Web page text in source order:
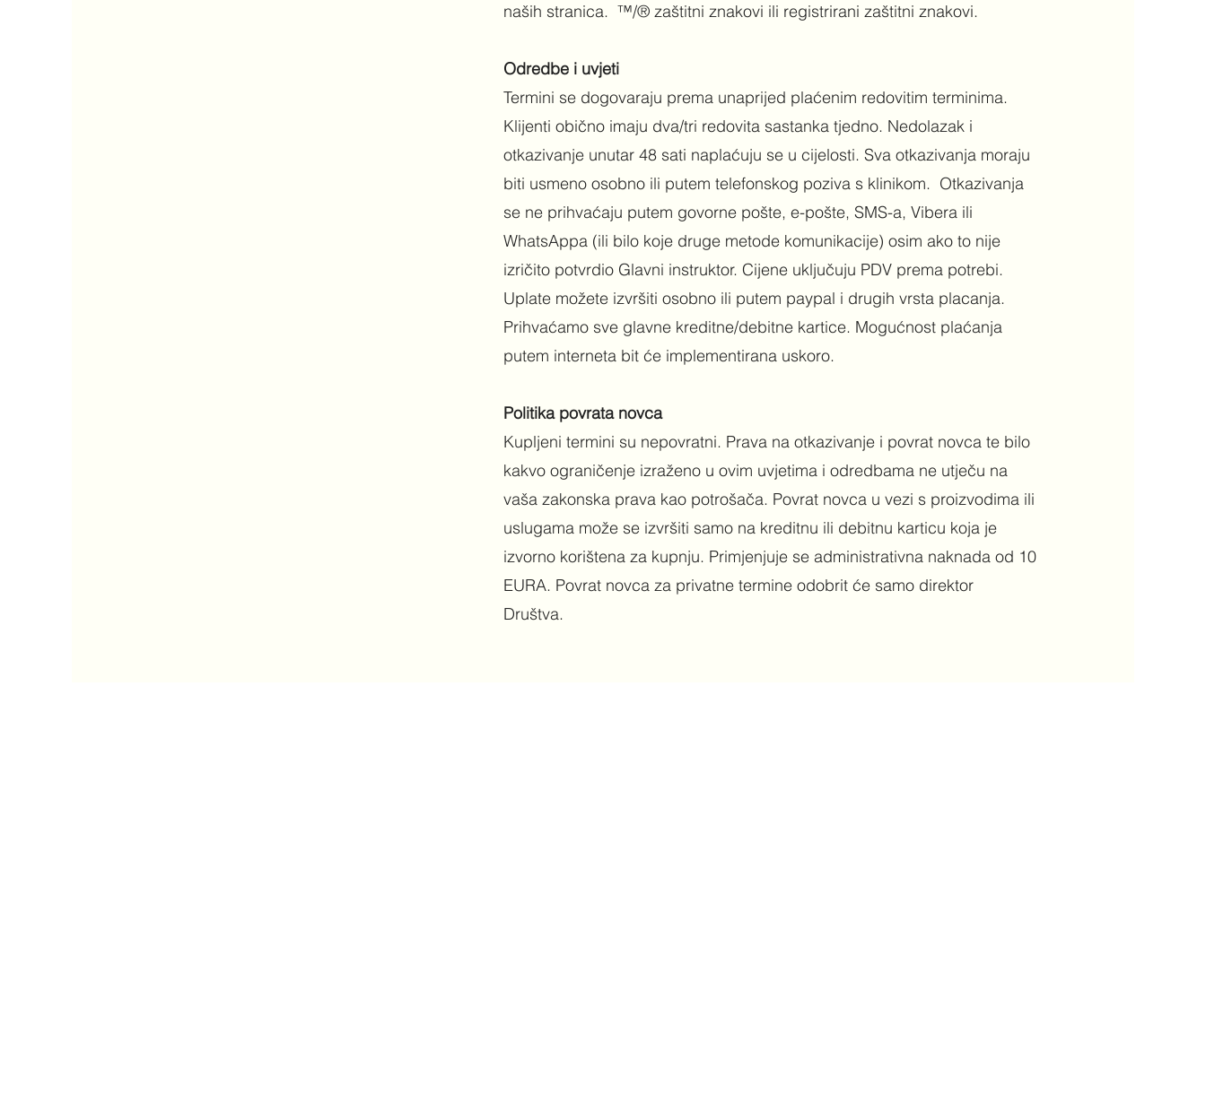
naših stranica. ​ ™/® zaštitni znakovi ili registrirani zaštitni znakovi.
Odredbe i uvjeti
Termini se dogovaraju prema unaprijed plaćenim redovitim terminima.
Klijenti obično imaju dva/tri redovita sastanka tjedno. Nedolazak i
otkazivanje unutar 48 sati naplaćuju se u cijelosti. Sva otkazivanja moraju
biti usmeno osobno ili putem telefonskog poziva s klinikom. ​ Otkazivanja
se ne prihvaćaju putem govorne pošte, e-pošte, SMS-a, Vibera ili
WhatsAppa (ili bilo koje druge metode komunikacije) osim ako to nije
izričito potvrdio Glavni instruktor. Cijene uključuju PDV prema potrebi.
Uplate možete izvršiti osobno ili putem paypal i drugih vrsta placanja.
Prihvaćamo sve glavne kreditne/debitne kartice. Mogućnost plaćanja
putem interneta bit će implementirana uskoro. ​
Politika povrata novca
Kupljeni termini su nepovratni. Prava na otkazivanje i povrat novca te bilo
kakvo ograničenje izraženo u ovim uvjetima i odredbama ne utječu na
vaša zakonska prava kao potrošača. Povrat novca u vezi s proizvodima ili
uslugama može se izvršiti samo na kreditnu ili debitnu karticu koja je
izvorno korištena za kupnju. Primjenjuje se administrativna naknada od 10
EURA. Povrat novca za privatne termine odobrit će samo direktor
Društva.